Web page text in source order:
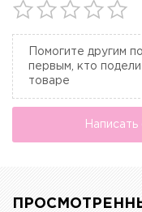
Помогите другим
первым, кто
товаре
Написать